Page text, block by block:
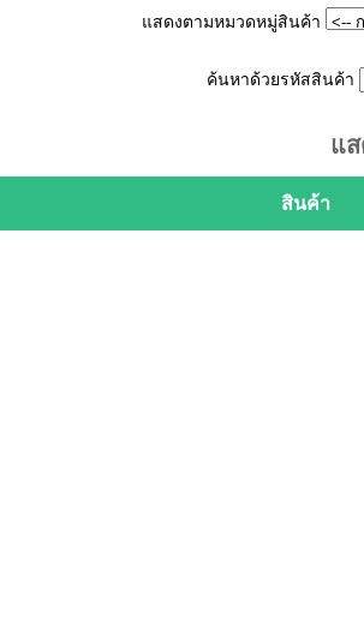
แสดงตามหมวดหมู่สินค้า
ค้นหาด้วยรหัสสินค้า
แ
สินค้า